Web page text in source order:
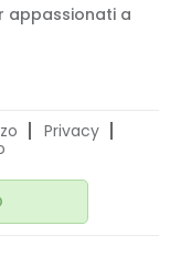
appassionati a
Privacy